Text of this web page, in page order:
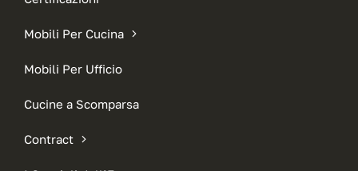
Mobili Per Cucina
Mobili Per Ufficio
Cucine a Scomparsa
Contract